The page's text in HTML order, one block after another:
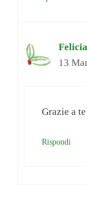
Felicia
13
Grazie a
Rispondi